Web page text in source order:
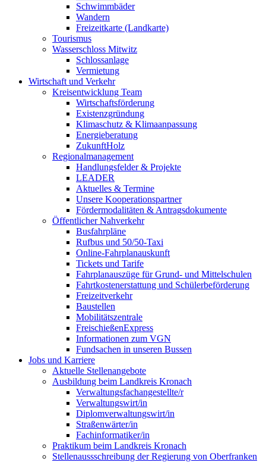
Schwimmbäder
Wandern
Freizeitkarte (Landkarte)
Tourismus
Wasserschloss Mitwitz
Schlossanlage
Vermietung
Wirtschaft und Verkehr
Kreisentwicklung Team
Wirtschaftsförderung
Existenzgründung
Klimaschutz & Klimaanpassung
Energieberatung
ZukunftHolz
Regionalmanagement
Handlungsfelder & Projekte
LEADER
Aktuelles & Termine
Unsere Kooperationspartner
Fördermodalitäten & Antragsdokumente
Öffentlicher Nahverkehr
Busfahrpläne
Rufbus und 50/50-Taxi
Online-Fahrplanauskunft
Tickets und Tarife
Fahrplanauszüge für Grund- und Mittelschulen
Fahrtkostenerstattung und Schülerbeförderung
Freizeitverkehr
Baustellen
Mobilitätszentrale
FreischießenExpress
Informationen zum VGN
Fundsachen in unseren Bussen
Jobs und Karriere
Aktuelle Stellenangebote
Ausbildung beim Landkreis Kronach
Verwaltungsfachangestellte/r
Verwaltungswirt/in
Diplomverwaltungswirt/in
Straßenwärter/in
Fachinformatiker/in
Praktikum beim Landkreis Kronach
Stellenaussschreibung der Regierung von Oberfranken